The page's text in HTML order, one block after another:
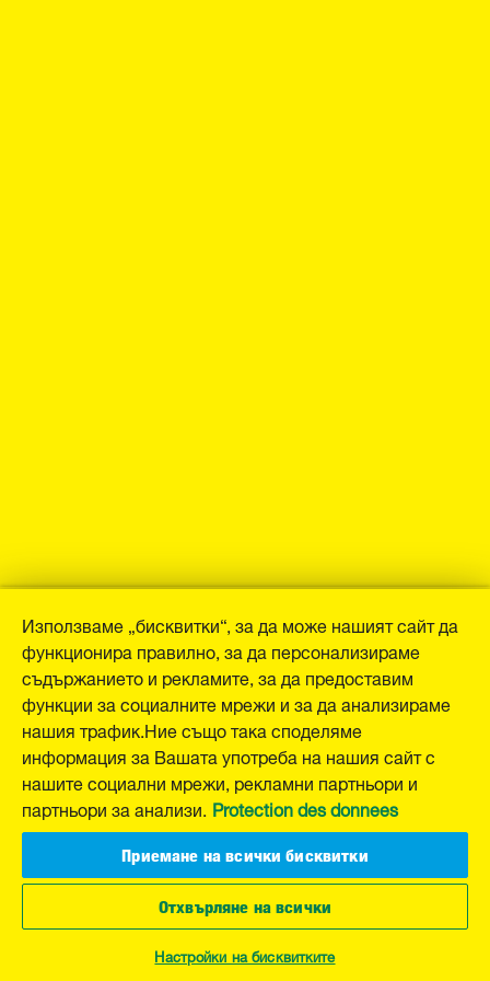
Използваме „бисквитки“, за да може нашият сайт да
функционира правилно, за да персонализираме
съдържанието и рекламите, за да предоставим
функции за социалните мрежи и за да анализираме
нашия трафик.Ние също така споделяме
информация за Вашата употреба на нашия сайт с
нашите социални мрежи, рекламни партньори и
партньори за анализи. Protection des donnees
Приемане на всички бисквитки
Отхвърляне на всички
Настройки на бисквитките